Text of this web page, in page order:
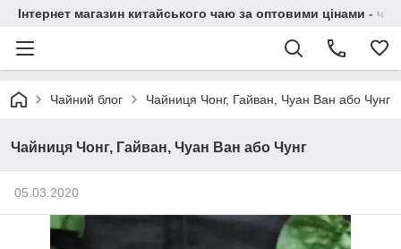
Інтернет магазин китайського чаю за оптовими цінами -
Чайний блог Чайниця Чонг, Гайван, Чуан Ван або Чунг
Чайниця Чонг, Гайван, Чуан Ван або Чунг
05.03.2020